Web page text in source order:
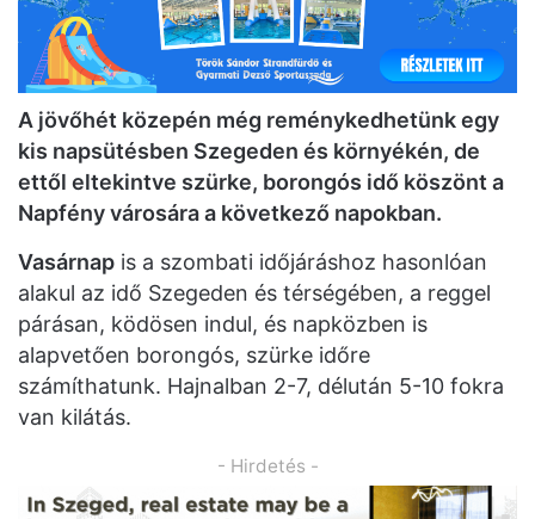
A jövőhét közepén még reménykedhetünk egy
kis napsütésben Szegeden és környékén, de
ettől eltekintve szürke, borongós idő köszönt a
Napfény városára a következő napokban.
Vasárnap is a szombati időjáráshoz hasonlóan
alakul az idő Szegeden és térségében, a reggel
párásan, ködösen indul, és napközben is
alapvetően borongós, szürke időre
számíthatunk. Hajnalban 2-7, délután 5-10 fokra
van kilátás.
- Hirdetés -